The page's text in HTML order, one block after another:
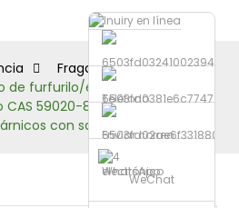
Teléfono
Enviar correo
electrónico
WhatsApp
WeChat
Fragancia sintética y
de furfurilo/éster de ácido
59020-85-8 Alimentos
con sabor picante